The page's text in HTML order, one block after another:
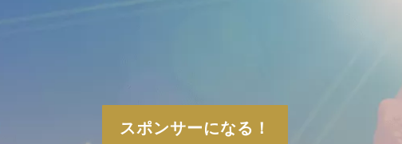
スポンサーになる！